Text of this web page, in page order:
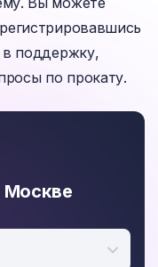
в поддержку,
по прокату.
Москве